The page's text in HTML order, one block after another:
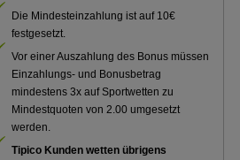
Die Mindesteinzahlung ist auf 10€
festgesetzt.
Vor einer Auszahlung des Bonus müssen
Einzahlungs- und Bonusbetrag
mindestens 3x auf Sportwetten zu
Mindestquoten von 2.00 umgesetzt
werden.
Tipico Kunden wetten übrigens